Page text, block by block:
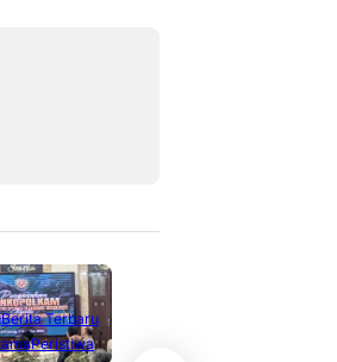
Berita Terbaru
Peristiwa